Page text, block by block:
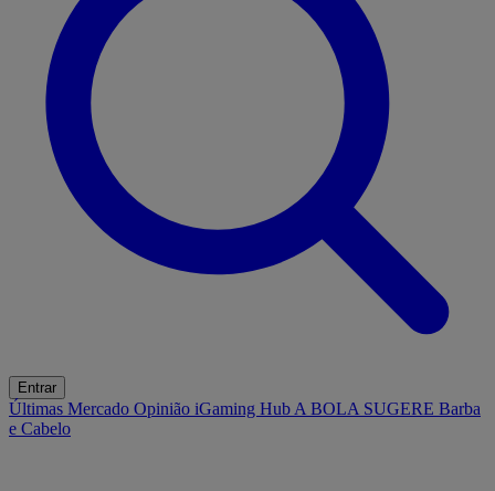
Entrar
Últimas Mercado Opinião iGaming Hub A BOLA SUGERE Barba
e Cabelo